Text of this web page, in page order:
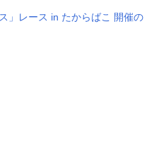
」レース in たからばこ 開催の